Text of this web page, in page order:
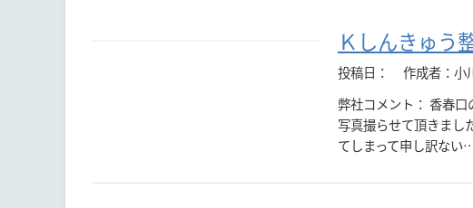
Ｋしんきゅう
投稿日：
作成者：小
弊社コメント： 香春
写真撮らせて頂きまし
てしまって申し訳な